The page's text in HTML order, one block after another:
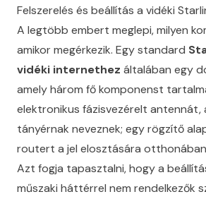
Felszerelés és beállítás a vidéki
A legtöbb embert meglepi, milyen
amikor megérkezik. Egy standard
vidéki internethez általában egy
amely három fő komponenst
elektronikus fázisvezérelt antennát,
tányérnak neveznek; egy rögzítő
routert a jel elosztására
Azt fogja tapasztalni, hogy a
műszaki háttérrel nem rendelkezők